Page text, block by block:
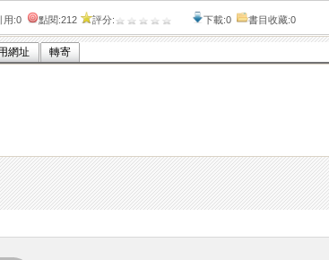
用:0 點閱:212 評分: 下載:0 書目收藏:0
網址 轉寄